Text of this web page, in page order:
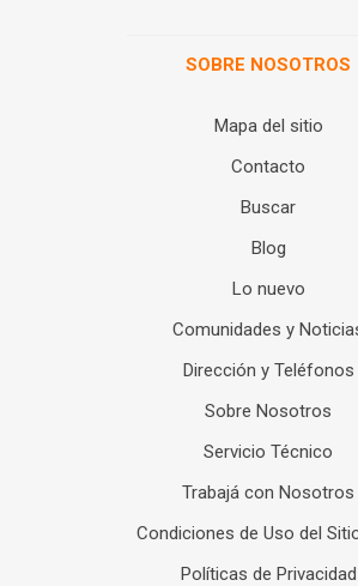
SOBRE NOSOTROS
Mapa del sitio
Contacto
Buscar
Blog
Lo nuevo
Comunidades y
Dirección y Teléfonos
Sobre Nosotros
Servicio Técnico
Trabajá con Nosotros
Condiciones de Uso del
Políticas de Privacidad